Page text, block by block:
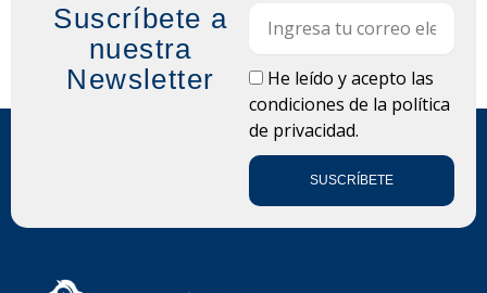
Suscríbete a
nuestra
Newsletter
LOPDHe leído y acepto las
condiciones de la política
de privacidad.
SUSCRÍBETE